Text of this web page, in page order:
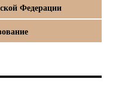
Федерации